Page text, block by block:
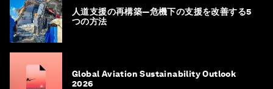
人道支援の再構築―危機下の支援を改善する5
つの方法
Global Aviation Sustainability Outlook
2026